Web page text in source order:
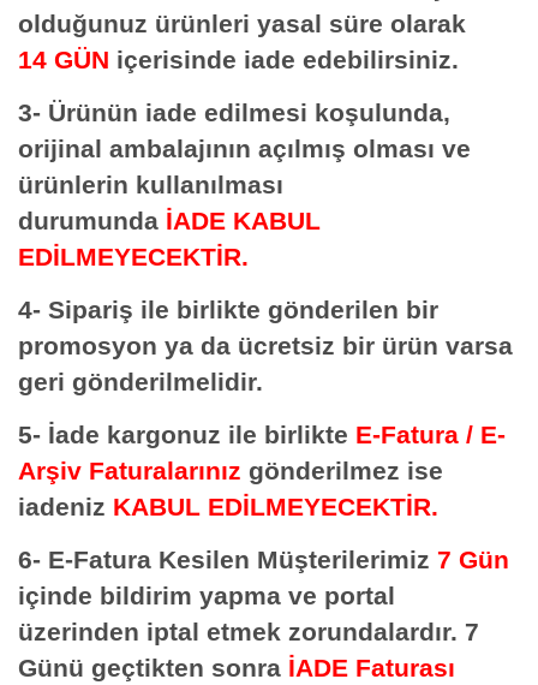
olduğunuz ürünleri yasal süre olarak
14 GÜN içerisinde iade edebilirsiniz.
3- Ürünün iade edilmesi koşulunda,
orijinal ambalajının açılmış olması ve
ürünlerin kullanılması
durumunda İADE KABUL
EDİLMEYECEKTİR.
4- Sipariş ile birlikte gönderilen bir
promosyon ya da ücretsiz bir ürün varsa
geri gönderilmelidir.
5- İade kargonuz ile birlikte E-Fatura / E-
Arşiv Faturalarınız gönderilmez ise
iadeniz KABUL EDİLMEYECEKTİR.
6- E-Fatura Kesilen Müşterilerimiz 7 Gün
içinde bildirim yapma ve portal
üzerinden iptal etmek zorundalardır. 7
Günü geçtikten sonra İADE Faturası